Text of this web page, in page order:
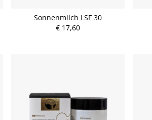
Sonnenmilch LSF 30
€ 17,60